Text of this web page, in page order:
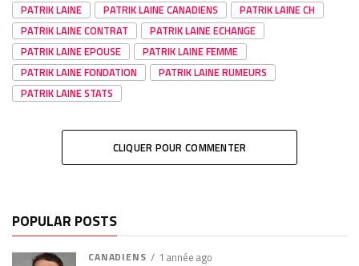
PATRIK LAINE
PATRIK LAINE CANADIENS
PATRIK LAINE CH
PATRIK LAINE CONTRAT
PATRIK LAINE ECHANGE
PATRIK LAINE EPOUSE
PATRIK LAINE FEMME
PATRIK LAINE FONDATION
PATRIK LAINE RUMEURS
PATRIK LAINE STATS
CLIQUER POUR COMMENTER
POPULAR POSTS
CANADIENS 1 année ago